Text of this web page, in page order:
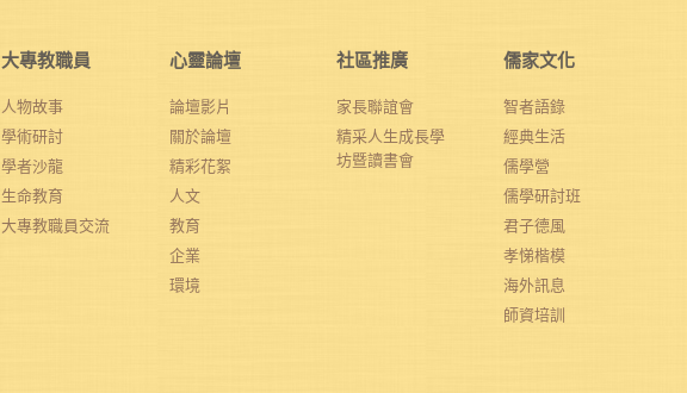
大專教職員
人物故事
學術研討
學者沙龍
生命教育
大專教職員交流
心靈論壇
論壇影片
關於論壇
精彩花絮
人文
教育
企業
環境
社區推廣
家長聯誼會
精采人生成長學
坊暨讀書會
儒家文化
智者語錄
經典生活
儒學營
儒學研討班
君子德風
孝悌楷模
海外訊息
師資培訓